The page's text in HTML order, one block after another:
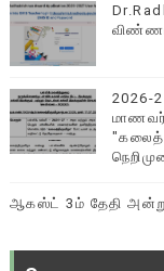
2026-
ஆகஸ்ட் 3ம் தேதி அன்று